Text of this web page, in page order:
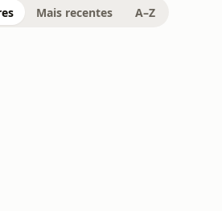
Mais recentes A–Z